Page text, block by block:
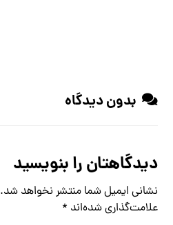
بدون دیدگاه
دیدگاهتان را بنویسید
نشانی ایمیل شما منتشر نخواهد شد.
علامت‌گذاری شده‌اند *